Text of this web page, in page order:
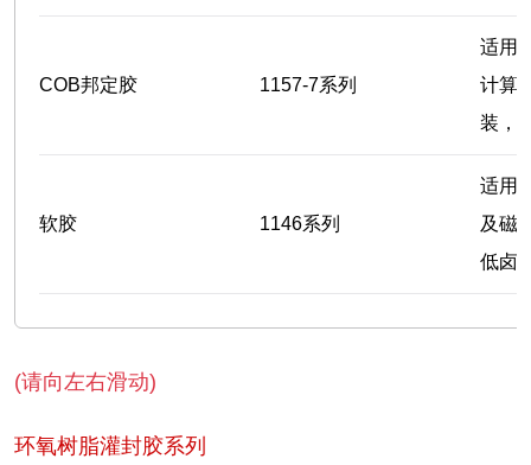
COB邦定胶 1157-7系列
适用
计算
装，
软胶 1146系列
适用
及磁
低卤
(请向左右滑动)
环氧树脂灌封胶系列